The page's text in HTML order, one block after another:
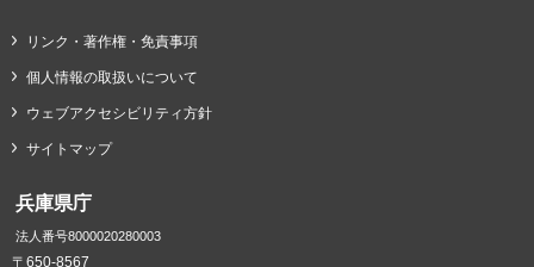
リンク・著作権・免責事項
個人情報の取扱いについて
ウェブアクセシビリティ方針
サイトマップ
兵庫県庁
法人番号8000020280003
〒650-8567